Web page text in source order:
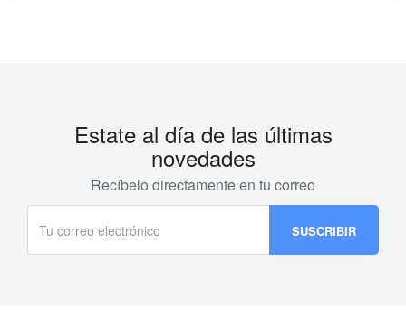
Estate al día de las últimas
novedades
Recíbelo directamente en tu correo